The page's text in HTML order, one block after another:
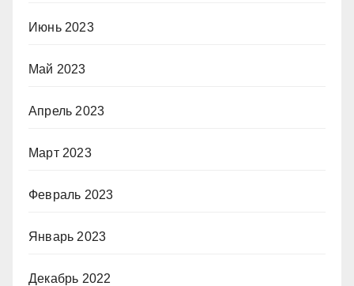
Июнь 2023
Май 2023
Апрель 2023
Март 2023
Февраль 2023
Январь 2023
Декабрь 2022